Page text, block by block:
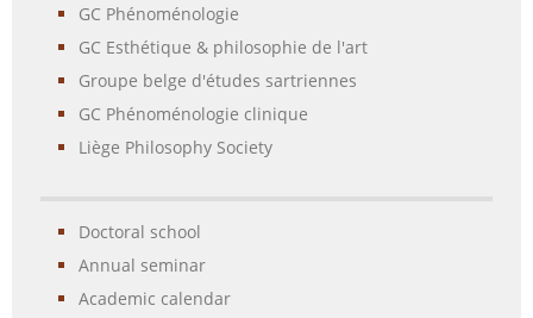
GC Phénoménologie
GC Esthétique & philosophie de l'art
Groupe belge d'études sartriennes
GC Phénoménologie clinique
Liège Philosophy Society
Doctoral school
Annual seminar
Academic calendar